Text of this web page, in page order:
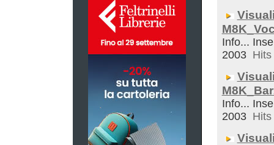
Info...
2003
Info...
2003